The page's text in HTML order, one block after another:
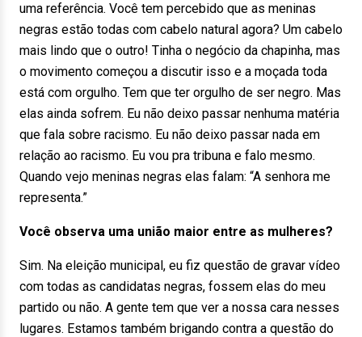
uma referência. Você tem percebido que as meninas
negras estão todas com cabelo natural agora? Um cabelo
mais lindo que o outro! Tinha o negócio da chapinha, mas
o movimento começou a discutir isso e a moçada toda
está com orgulho. Tem que ter orgulho de ser negro. Mas
elas ainda sofrem. Eu não deixo passar nenhuma matéria
que fala sobre racismo. Eu não deixo passar nada em
relação ao racismo. Eu vou pra tribuna e falo mesmo.
Quando vejo meninas negras elas falam: “A senhora me
representa.”
Você observa uma união maior entre as mulheres?
Sim. Na eleição municipal, eu fiz questão de gravar vídeo
com todas as candidatas negras, fossem elas do meu
partido ou não. A gente tem que ver a nossa cara nesses
lugares. Estamos também brigando contra a questão do